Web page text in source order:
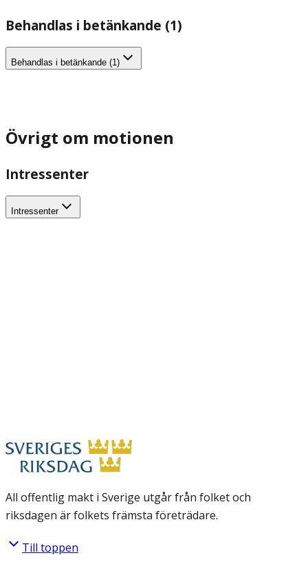
Behandlas i betänkande (1)
Behandlas i betänkande (1)
Övrigt om motionen
Intressenter
Intressenter
All offentlig makt i Sverige utgår från folket och
riksdagen är folkets främsta företrädare.
Till toppen